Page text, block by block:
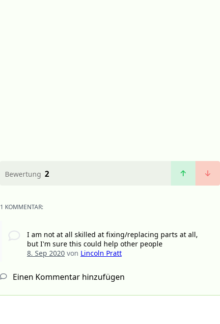
Bewertung 2
1 KOMMENTAR:
I am not at all skilled at fixing/replacing parts at all,
but I'm sure this could help other people
8. Sep 2020von Lincoln Pratt
Einen Kommentar hinzufügen